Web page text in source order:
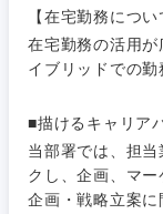
【在宅勤務につい
在宅勤務の活用
イブリッドでの勤
■描けるキャリア
当部署では、担
クし、企画、マ
企画・戦略立案
Webサー
ビス・制
作、ゲー
ム
技術職
（モノづ
くり）
メディカル
不動産専門職
建設・施工
事務職
WEBサ
広告・宣